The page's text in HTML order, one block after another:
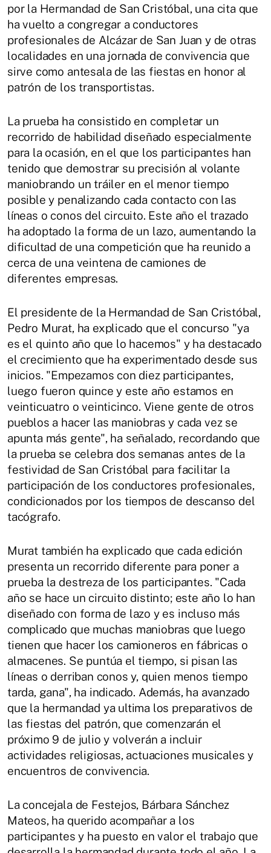
por la Hermandad de San Cristóbal, una cita que
ha vuelto a congregar a conductores
profesionales de Alcázar de San Juan y de otras
localidades en una jornada de convivencia que
sirve como antesala de las fiestas en honor al
patrón de los transportistas.
La prueba ha consistido en completar un
recorrido de habilidad diseñado especialmente
para la ocasión, en el que los participantes han
tenido que demostrar su precisión al volante
maniobrando un tráiler en el menor tiempo
posible y penalizando cada contacto con las
líneas o conos del circuito. Este año el trazado
ha adoptado la forma de un lazo, aumentando la
dificultad de una competición que ha reunido a
cerca de una veintena de camiones de
diferentes empresas.
El presidente de la Hermandad de San Cristóbal,
Pedro Murat, ha explicado que el concurso "ya
es el quinto año que lo hacemos" y ha destacado
el crecimiento que ha experimentado desde sus
inicios. "Empezamos con diez participantes,
luego fueron quince y este año estamos en
veinticuatro o veinticinco. Viene gente de otros
pueblos a hacer las maniobras y cada vez se
apunta más gente", ha señalado, recordando que
la prueba se celebra dos semanas antes de la
festividad de San Cristóbal para facilitar la
participación de los conductores profesionales,
condicionados por los tiempos de descanso del
tacógrafo.
Murat también ha explicado que cada edición
presenta un recorrido diferente para poner a
prueba la destreza de los participantes. "Cada
año se hace un circuito distinto; este año lo han
diseñado con forma de lazo y es incluso más
complicado que muchas maniobras que luego
tienen que hacer los camioneros en fábricas o
almacenes. Se puntúa el tiempo, si pisan las
líneas o derriban conos y, quien menos tiempo
tarda, gana", ha indicado. Además, ha avanzado
que la hermandad ya ultima los preparativos de
las fiestas del patrón, que comenzarán el
próximo 9 de julio y volverán a incluir
actividades religiosas, actuaciones musicales y
encuentros de convivencia.
La concejala de Festejos, Bárbara Sánchez
Mateos, ha querido acompañar a los
participantes y ha puesto en valor el trabajo que